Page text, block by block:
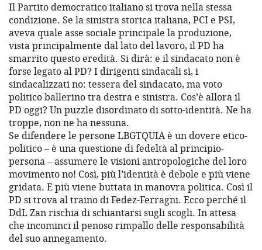
Il Partito democratico italiano si trova nella stessa
condizione. Se la sinistra storica italiana, PCI e PSI,
aveva quale asse sociale principale la produzione,
vista principalmente dal lato del lavoro, il PD ha
smarrito questo eredità. Si dirà: e il sindacato non è
forse legato al PD? I dirigenti sindacali sì, i
sindacalizzati no: tessera del sindacato, ma voto
politico ballerino tra destra e sinistra. Cos’è allora il
PD oggi? Un puzzle disordinato di sotto-identità. Ne ha
troppe, non ne ha nessuna.
Se difendere le persone LBGTQUIA è un dovere etico-
politico – è una questione di fedeltà al principio-
persona – assumere le visioni antropologiche del loro
movimento no! Così, più l’identità è debole e più viene
gridata. E più viene buttata in manovra politica. Così il
PD si trova al traino di Fedez-Ferragni. Ecco perché il
DdL Zan rischia di schiantarsi sugli scogli. In attesa
che incominci il penoso rimpallo delle responsabilità
del suo annegamento.